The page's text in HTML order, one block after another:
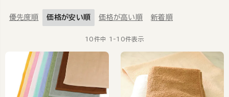
優先度順 価格が安い順 価格が高い順 新着順
10件中 1 -10件表示